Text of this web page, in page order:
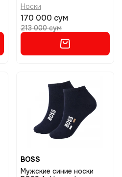
Носки
170 000 сум
213 000 сум
BOSS
Мужские синие носки